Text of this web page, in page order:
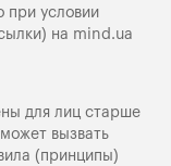
при условии
на mind.ua
для лиц старше
вызвать
(принципы)